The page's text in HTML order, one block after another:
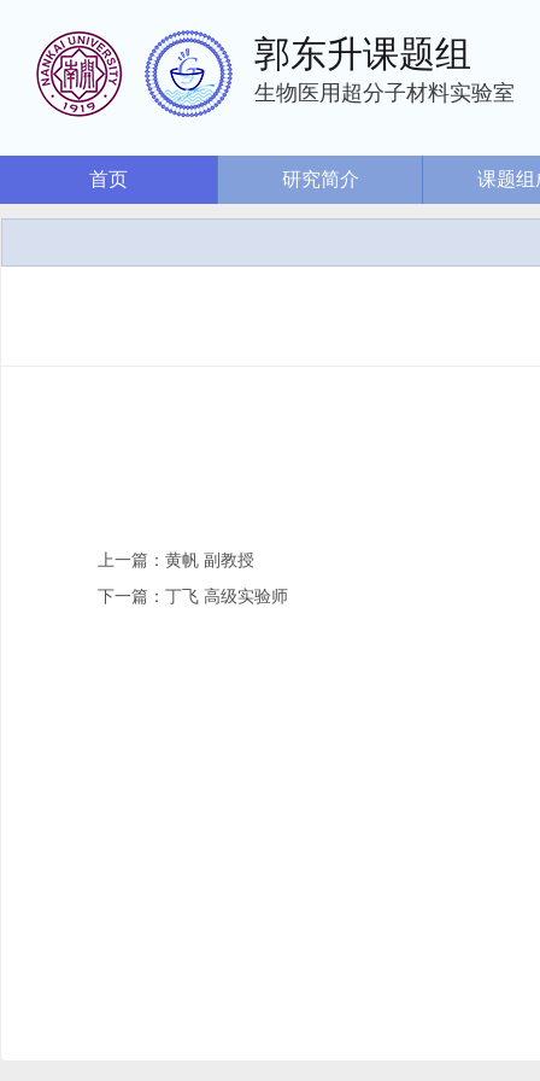
郭东升课题组
生物医用超分子材料实验室
首页 研究简介 课题组
上一篇：黄帆 副教授
下一篇：丁飞 高级实验师